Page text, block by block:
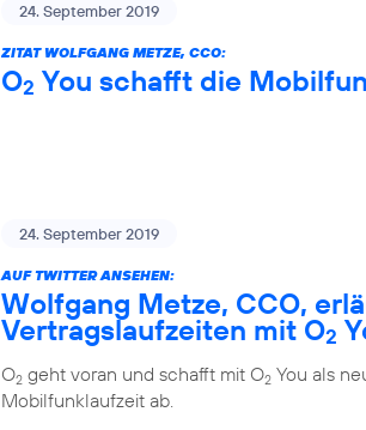
24. September 2019
ZITAT WOLFGANG METZE, CCO:
O2 You schafft die
24. September 2019
AUF TWITTER ANSEHEN:
Wolfgang Metze, CCO,
Vertragslaufzeiten mit O2
O2 geht voran und schafft mit O2 You als
Mobilfunklaufzeit ab.